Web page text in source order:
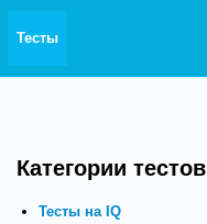
Тесты
Категории тестов
Тесты на IQ